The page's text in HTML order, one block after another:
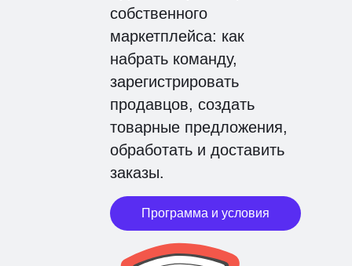
собственного
маркетплейса: как
набрать команду,
зарегистрировать
продавцов, создать
товарные предложения,
обработать и доставить
заказы.
Программа и условия